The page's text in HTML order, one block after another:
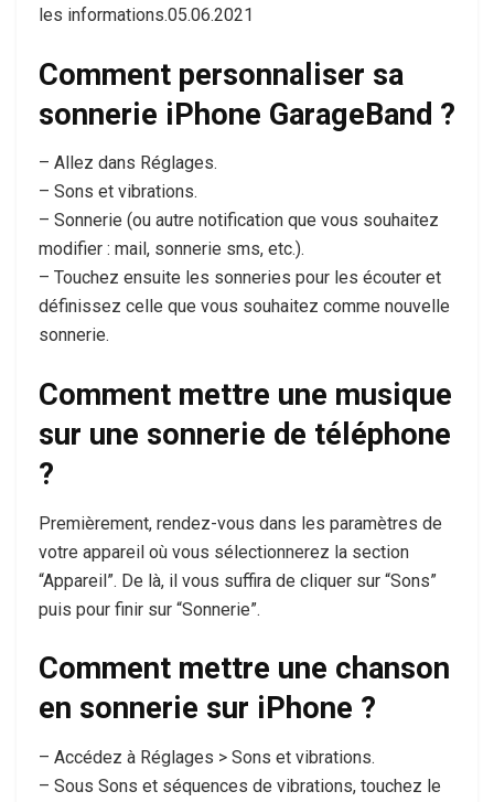
les informations.05.06.2021
Comment personnaliser sa
sonnerie iPhone GarageBand ?
– Allez dans Réglages.
– Sons et vibrations.
– Sonnerie (ou autre notification que vous souhaitez
modifier : mail, sonnerie sms, etc.).
– Touchez ensuite les sonneries pour les écouter et
définissez celle que vous souhaitez comme nouvelle
sonnerie.
Comment mettre une musique
sur une sonnerie de téléphone
?
Premièrement, rendez-vous dans les paramètres de
votre appareil où vous sélectionnerez la section
“Appareil”. De là, il vous suffira de cliquer sur “Sons”
puis pour finir sur “Sonnerie”.
Comment mettre une chanson
en sonnerie sur iPhone ?
– Accédez à Réglages > Sons et vibrations.
– Sous Sons et séquences de vibrations, touchez le